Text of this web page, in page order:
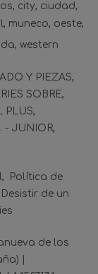
city ciudad
muneco oeste
western
Y PIEZAS
SOBRE
PLUS
- JUNIOR
Política de
Desistir de un
de los
|